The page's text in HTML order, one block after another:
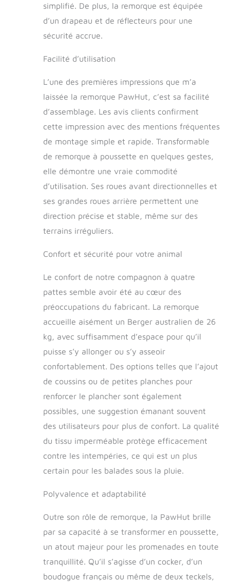
à l'avant, à l'arrière,
sur les côtés et au
latérales sont en
filet SÉCURITÉ
OPTIMALE : Un
est installé pour
servir de fixation à
la laisse. Poussette
chien pour le
transport de votre
chien ou autre
sécurité en cas
d'obscurité et de
tissu et les 2 roues
rouge pour avertir
les automobilistes. 2
roues arrière
gonflables avec frein
assurent la stabilité
STRUCTURE SOLIDE
poussette pour
chien est en
aluminium solide et
durable pour une
plus grande
sécurité. Le tissu
Oxford 600D
respirant offre un
confort pour vos
animaux de
SPÉCIFICATIONS :
x 72,5I x 108H cm
73I x 108H cm
(poussette) ; Dim.
55I x 63H cm ;
Charge max.
recommandée de
simplifié. De plus, la remorque est équipée
d’un drapeau et de réflecteurs pour une
sécurité accrue.
Facilité d’utilisation
L’une des premières impressions que m’a
laissée la remorque PawHut, c’est sa facilité
d’assemblage. Les avis clients confirment
cette impression avec des mentions fréquentes
de montage simple et rapide. Transformable
de remorque à poussette en quelques gestes,
elle démontre une vraie commodité
d’utilisation. Ses roues avant directionnelles et
ses grandes roues arrière permettent une
direction précise et stable, même sur des
terrains irréguliers.
Confort et sécurité pour votre animal
Le confort de notre compagnon à quatre
pattes semble avoir été au cœur des
préoccupations du fabricant. La remorque
accueille aisément un Berger australien de 26
kg, avec suffisamment d’espace pour qu’il
puisse s’y allonger ou s’y asseoir
confortablement. Des options telles que l’ajout
de coussins ou de petites planches pour
renforcer le plancher sont également
possibles, une suggestion émanant souvent
des utilisateurs pour plus de confort. La qualité
du tissu imperméable protège efficacement
contre les intempéries, ce qui est un plus
certain pour les balades sous la pluie.
Polyvalence et adaptabilité
Outre son rôle de remorque, la PawHut brille
par sa capacité à se transformer en poussette,
un atout majeur pour les promenades en toute
tranquillité. Qu’il s’agisse d’un cocker, d’un
boudogue français ou même de deux teckels,